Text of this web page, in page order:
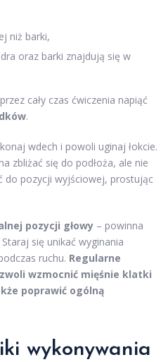
niż barki,
oraz barki znajdują się w
cały czas ćwiczenia napiąć
.
wdech i powoli uginaj łokcie.
zbliżać się do podłoża, ale nie
do pozycji wyjściowej, prostując
pozycji głowy – powinna
się unikać wyginania
ruchu. Regularne
wzmocnić mięśnie klatki
poprawić ogólną
wykonywania